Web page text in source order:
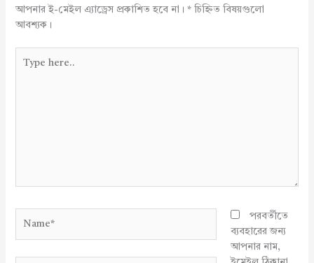
আপনার ই-মেইল এ্যাড্রেস প্রকাশিত হবে না। *চিহ্নিত বিষয়গুলো
আবশ্যক।
here..
পরবর্তীতে
ব্যবহারের জন্য
আপনার নাম,